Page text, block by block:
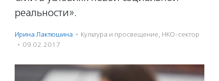
реальности».
Ирина Лактюшина · Культура и просвещение, НКО-сектор
· 09.02.2017